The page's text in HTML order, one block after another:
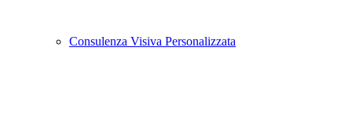
Consulenza Visiva Personalizzata